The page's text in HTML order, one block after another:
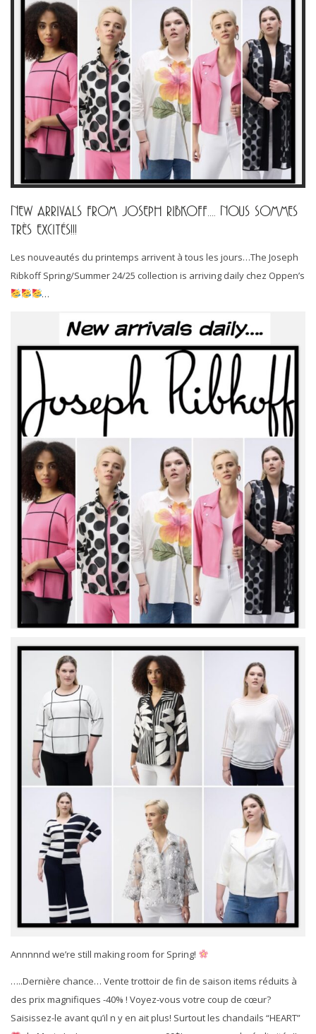
NEW ARRIVALS FROM JOSEPH RIBKOFF…. NOUS SOMMES
TRÈS EXCITÉS!!!
Les nouveautés du printemps arrivent à tous les jours…The Joseph
Ribkoff Spring/Summer 24/25 collection is arriving daily chez Oppen’s
…
Annnnnd we’re still making room for Spring!
…..Dernière chance… Vente trottoir de fin de saison items réduits à
des prix magnifiques -40% ! Voyez-vous votre coup de cœur?
Saisissez-le avant qu’il n y en ait plus! Surtout les chandails “HEART”